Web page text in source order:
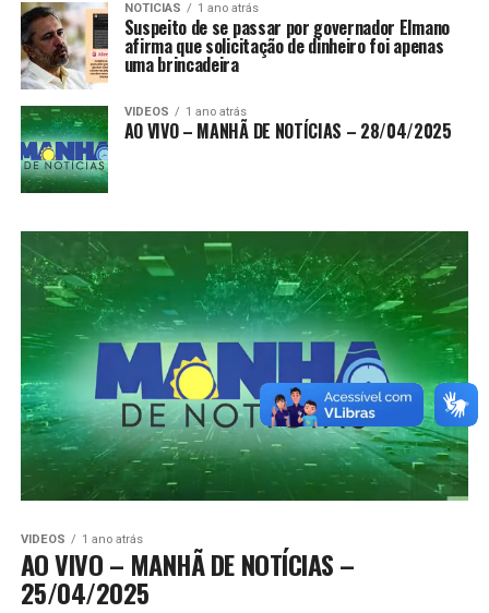
NOTICIAS 1 ano atrás
Suspeito de se passar por governador Elmano
afirma que solicitação de dinheiro foi apenas
uma brincadeira
VIDEOS 1 ano atrás
AO VIVO – MANHÃ DE NOTÍCIAS – 28/04/2025
VIDEOS 1 ano atrás
AO VIVO – MANHÃ DE NOTÍCIAS –
25/04/2025